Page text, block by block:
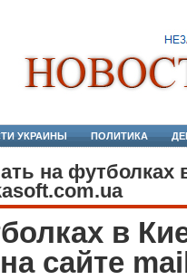
УКРАИНЫ ПОЛИТИКА
на футболках
в
сайте